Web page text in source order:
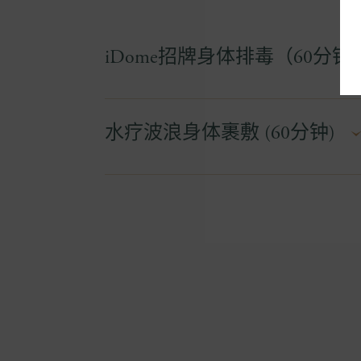
iDome招牌身体排毒（60分钟
水疗波浪身体裹敷 (60分钟)